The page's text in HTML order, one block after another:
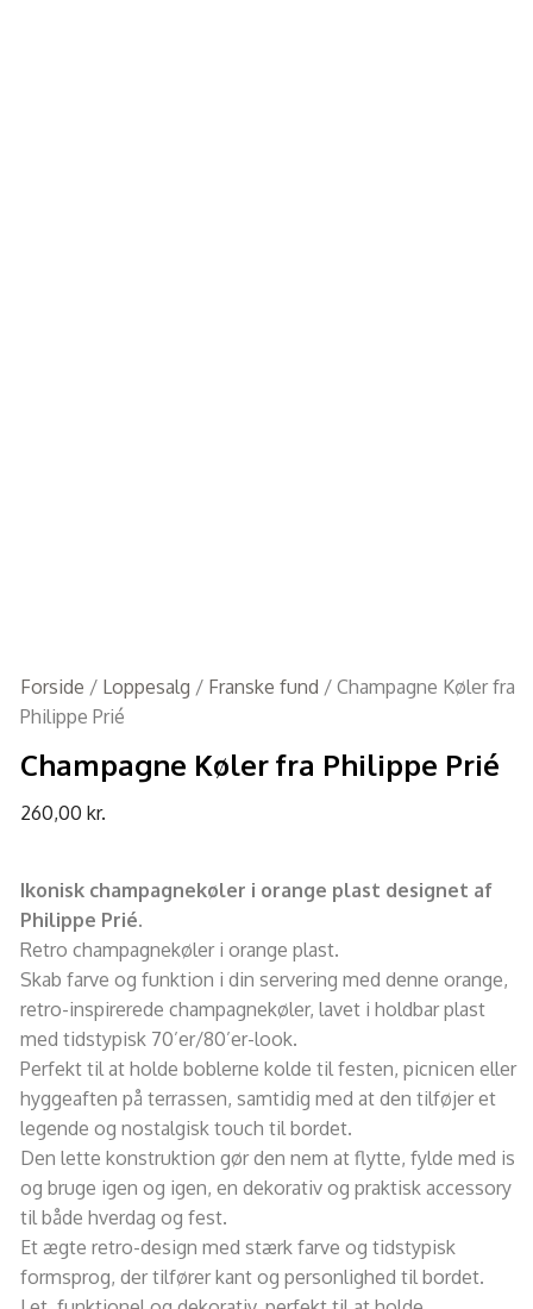
Forside / Loppesalg / Franske fund / Champagne Køler fra
Philippe Prié
Champagne Køler fra Philippe Prié
260,00 kr.
Ikonisk champagnekøler i orange plast designet af
Philippe Prié.
Retro champagnekøler i orange plast.
Skab farve og funktion i din servering med denne orange,
retro-inspirerede champagnekøler, lavet i holdbar plast
med tidstypisk 70’er/80’er-look.
Perfekt til at holde boblerne kolde til festen, picnicen eller
hyggeaften på terrassen, samtidig med at den tilføjer et
legende og nostalgisk touch til bordet.
Den lette konstruktion gør den nem at flytte, fylde med is
og bruge igen og igen, en dekorativ og praktisk accessory
til både hverdag og fest.
Et ægte retro-design med stærk farve og tidstypisk
formsprog, der tilfører kant og personlighed til bordet.